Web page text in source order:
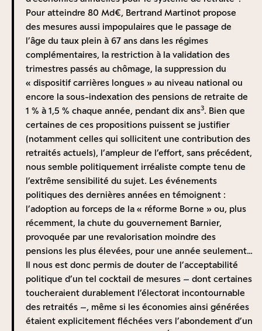
quelques tentatives comme la loi dite « Thomas » de
février 1997 – qui rendait possible une capitalisation
facultative4–, annulée par la majorité de gauche de
Lionel Jospin dès sa prise de pouvoir.
De manière générale, la retraite par capitalisation est
plus performante que la retraite par répartition
La performance d’un système de retraite se mesure
par le taux de rendement interne (TRI), qui évalue la
rentabilité des cotisations versées. Autrement dit, ce
taux reflète le rapport entre les pensions perçues
pendant la retraite et les cotisations versées tout au
long de la vie active.
Le TRI d’un régime par répartition en régime de
croisière (c’est-à-dire dans l’hypothèse d’une
stabilisation des paramètres du système) est similaire à
la croissance économique5qui s’est établie, en France,
au cours des vingt dernières années, autour de 1,2 %
par an en moyenne6. Plus précisément, ce TRI est égal
au taux de croissance de la masse salariale, lui-même
produit du taux de croissance de la productivité et du
taux de croissance des cotisants, ce qui rend ce
système particulièrement sensible aux évolutions
économiques et démographiques. Ces facteurs de
répartition ne cessera de baisser génération après
génération, comme le démontre le COR dans ses
projections 5. C’est un point sur lequel une grande
majorité d’économistes et experts des retraites
peuvent s’accorder.
Mais de quelle « capitalisation » parlons-nous ?
Commençons tout d’abord par lever une ambiguïté :
un mécanisme de capitalisation facultative, que ce soit
sur une base individuelle ou au niveau d’une
entreprise, ne constitue pas véritablement un système
de retraite par capitalisation. A la limite, toute épargne
longue est potentiellement un financement de la
retraite future sans pour autant constituer un véritable
« système de retraite ». Après tout, c’est bien de cette
manière que sont financées une grande partie des
retraites dans certains pays. Il n’y a de « système de
retraite » que lorsqu’un minimum de versement est
obligatoire.
C’est pourquoi la solution proposée par Eric Weil, à
savoir le développement de fonds de pension
d’entreprises de type Plan d’Epargne Retraite (PER) sur
une base volontaire est une alternative en trompe l’œil
à l’instauration d’un régime de retraite par
Pour atteindre 80 Md€, Bertrand Martinot propose
des mesures aussi impopulaires que le passage de
l’âge du taux plein à 67 ans dans les régimes
complémentaires, la restriction à la validation des
trimestres passés au chômage, la suppression du
« dispositif carrières longues » au niveau national ou
encore la sous-indexation des pensions de retraite de
1 % à 1,5 % chaque année, pendant dix ans3. Bien que
certaines de ces propositions puissent se justifier
(notamment celles qui sollicitent une contribution des
retraités actuels), l’ampleur de l’effort, sans précédent,
nous semble politiquement irréaliste compte tenu de
l’extrême sensibilité du sujet. Les événements
politiques des dernières années en témoignent :
l’adoption au forceps de la « réforme Borne » ou, plus
récemment, la chute du gouvernement Barnier,
provoquée par une revalorisation moindre des
pensions les plus élevées, pour une année seulement…
Il nous est donc permis de douter de l’acceptabilité
politique d’un tel cocktail de mesures – dont certaines
toucheraient durablement l’électorat incontournable
des retraités –, même si les économies ainsi générées
étaient explicitement fléchées vers l’abondement d’un